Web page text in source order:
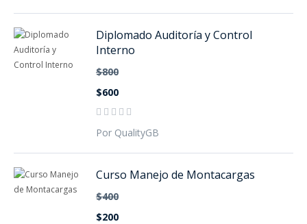
Diplomado Auditoría y Control
Interno
$800
$600
Por QualityGB
Curso Manejo de Montacargas
$400
$200